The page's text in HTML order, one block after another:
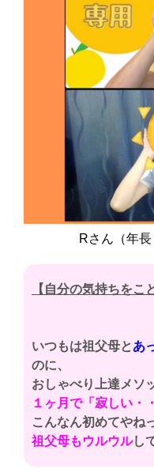
Rさん（年
【自分の気持ちをこ
いつもは祖父母とあ
のに、
おしゃべり上達メソ
１ヶ月で「寂しい・
こんなん初めてやね
祖父母もウルウルし